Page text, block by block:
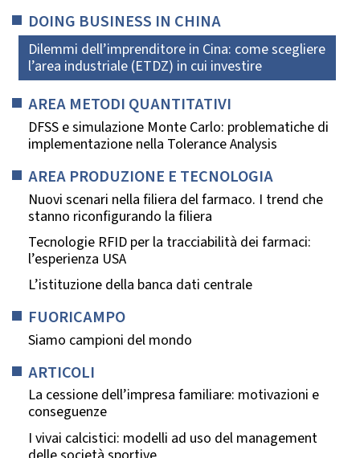
DOING BUSINESS IN CHINA
Dilemmi dell’imprenditore in Cina: come scegliere
l’area industriale (ETDZ) in cui investire
AREA METODI QUANTITATIVI
DFSS e simulazione Monte Carlo: problematiche di
implementazione nella Tolerance Analysis
AREA PRODUZIONE E TECNOLOGIA
Nuovi scenari nella filiera del farmaco. I trend che
stanno riconfigurando la filiera
Tecnologie RFID per la tracciabilità dei farmaci:
l’esperienza USA
L’istituzione della banca dati centrale
FUORICAMPO
Siamo campioni del mondo
ARTICOLI
La cessione dell’impresa familiare: motivazioni e
conseguenze
I vivai calcistici: modelli ad uso del management